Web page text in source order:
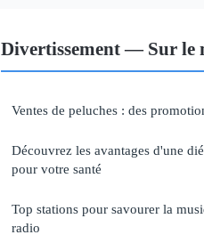
Divertissement — Sur le
Ventes de peluches : des
Découvrez les avantages d'une
pour votre santé
Top stations pour savourer la
radio